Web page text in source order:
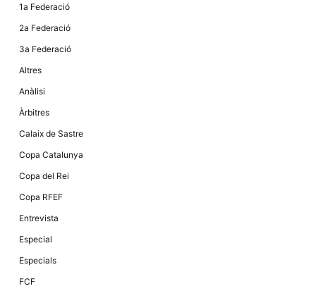
1a Federació
2a Federació
3a Federació
Altres
Anàlisi
Àrbitres
Calaix de Sastre
Copa Catalunya
Copa del Rei
Copa RFEF
Entrevista
Especial
Especials
FCF